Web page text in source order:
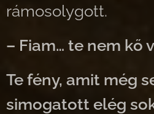
rámosolygott.
– Fiam… te nem kő
Te fény, amit még
simogatott elég